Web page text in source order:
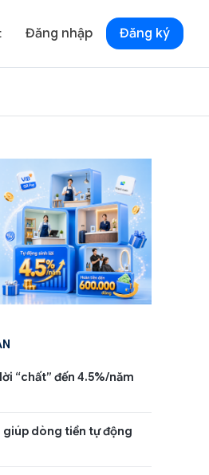
Đăng nhập Đăng ký
“chất” đến 4.5%/năm
giúp dòng tiền tự động